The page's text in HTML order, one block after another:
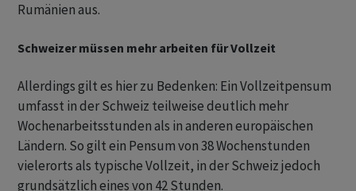
Rumänien aus.
Schweizer müssen mehr arbeiten für Vollzeit
Allerdings gilt es hier zu Bedenken: Ein Vollzeitpensum
umfasst in der Schweiz teilweise deutlich mehr
Wochenarbeitsstunden als in anderen europäischen
Ländern. So gilt ein Pensum von 38 Wochenstunden
vielerorts als typische Vollzeit, in der Schweiz jedoch
grundsätzlich eines von 42 Stunden.